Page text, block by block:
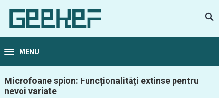
MENU
Microfoane spion: Funcționalități extinse pentru
nevoi variate